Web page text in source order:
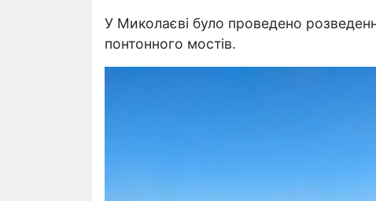
У Миколаєві було проведено
понтонного мостів.